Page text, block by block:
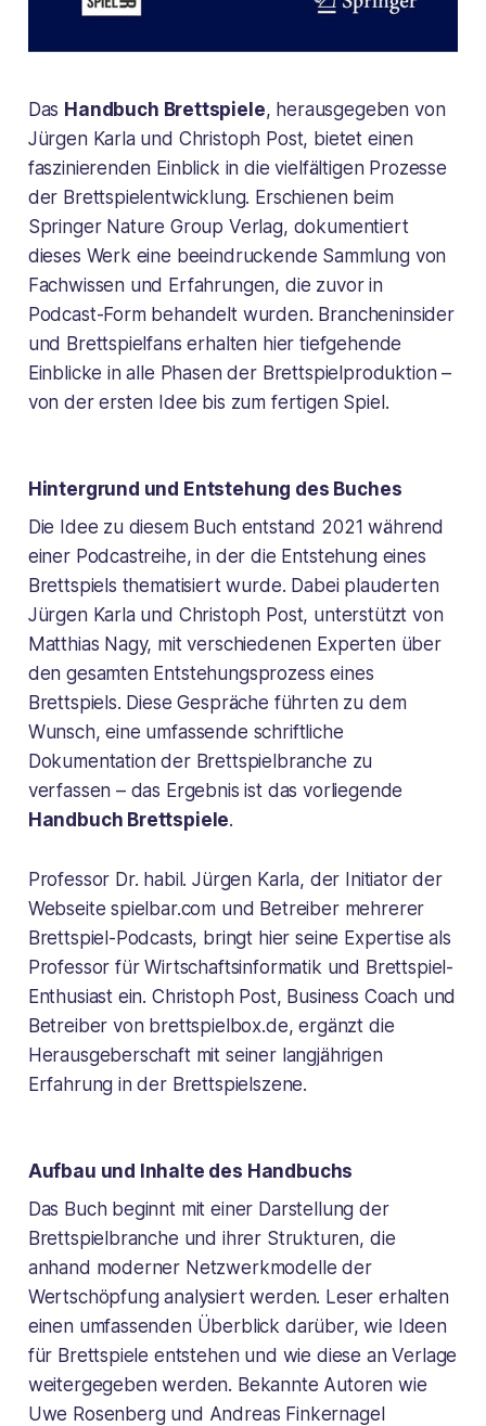
Das Handbuch Brettspiele, herausgegeben von
Jürgen Karla und Christoph Post, bietet einen
faszinierenden Einblick in die vielfältigen Prozesse
der Brettspielentwicklung. Erschienen beim
Springer Nature Group Verlag, dokumentiert
dieses Werk eine beeindruckende Sammlung von
Fachwissen und Erfahrungen, die zuvor in
Podcast-Form behandelt wurden. Brancheninsider
und Brettspielfans erhalten hier tiefgehende
Einblicke in alle Phasen der Brettspielproduktion –
von der ersten Idee bis zum fertigen Spiel.
Hintergrund und Entstehung des Buches
Die Idee zu diesem Buch entstand 2021 während
einer Podcastreihe, in der die Entstehung eines
Brettspiels thematisiert wurde. Dabei plauderten
Jürgen Karla und Christoph Post, unterstützt von
Matthias Nagy, mit verschiedenen Experten über
den gesamten Entstehungsprozess eines
Brettspiels. Diese Gespräche führten zu dem
Wunsch, eine umfassende schriftliche
Dokumentation der Brettspielbranche zu
verfassen – das Ergebnis ist das vorliegende
Handbuch Brettspiele.
Professor Dr. habil. Jürgen Karla, der Initiator der
Webseite spielbar.com und Betreiber mehrerer
Brettspiel-Podcasts, bringt hier seine Expertise als
Professor für Wirtschaftsinformatik und Brettspiel-
Enthusiast ein. Christoph Post, Business Coach und
Betreiber von brettspielbox.de, ergänzt die
Herausgeberschaft mit seiner langjährigen
Erfahrung in der Brettspielszene.
Aufbau und Inhalte des Handbuchs
Das Buch beginnt mit einer Darstellung der
Brettspielbranche und ihrer Strukturen, die
anhand moderner Netzwerkmodelle der
Wertschöpfung analysiert werden. Leser erhalten
einen umfassenden Überblick darüber, wie Ideen
für Brettspiele entstehen und wie diese an Verlage
weitergegeben werden. Bekannte Autoren wie
Uwe Rosenberg und Andreas Finkernagel